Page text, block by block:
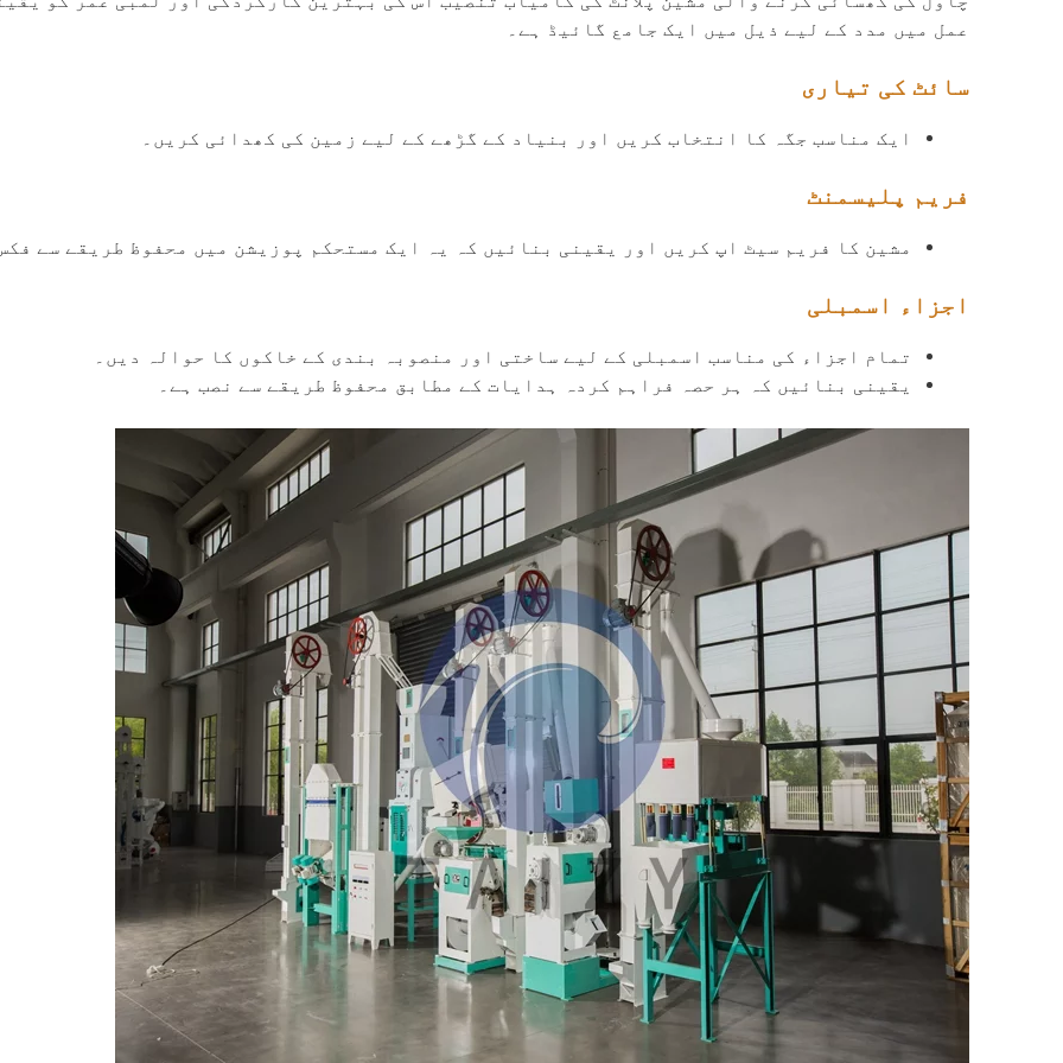
عمل میں مدد کے لیے ذیل میں ایک جامع گائیڈ ہے۔
سائٹ کی تیاری
ایک مناسب جگہ کا انتخاب کریں اور بنیاد کے گڑھے کے لیے زمین کی کھدائی کریں۔
فریم پلیسمنٹ
مشین کا فریم سیٹ اپ کریں اور یقینی بنائیں کہ یہ ایک مستحکم پوزیشن میں محفوظ طریقے سے
اجزاء اسمبلی
تمام اجزاء کی مناسب اسمبلی کے لیے ساختی اور منصوبہ بندی کے خاکوں کا حوالہ دیں۔
یقینی بنائیں کہ ہر حصہ فراہم کردہ ہدایات کے مطابق محفوظ طریقے سے نصب ہے۔